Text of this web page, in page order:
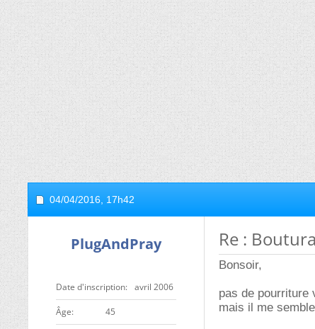
04/04/2016, 17h42
PlugAndPray
Date d'inscription avril 2006
ge 45
Re :
Bonsoir,
pas de pourriture
mais il me